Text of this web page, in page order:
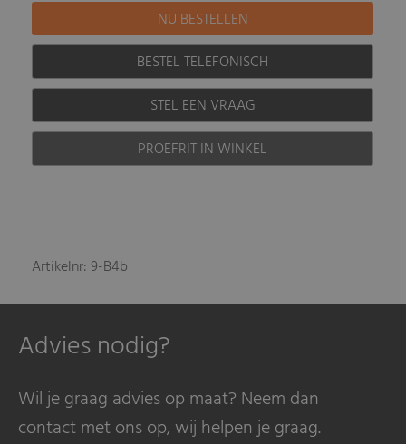
BESTEL TELEFONISCH
STEL EEN VRAAG
PROEFRIT IN WINKEL
Artikelnr: 9-B4b
Advies nodig?
Wil je graag advies op maat? Neem dan
contact met ons op, wij helpen je graag.